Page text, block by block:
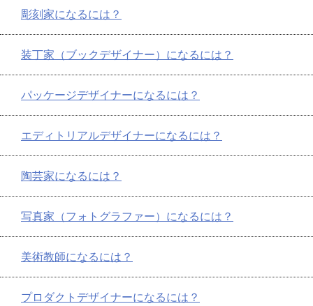
彫刻家になるには？
装丁家（ブックデザイナー）になるには？
パッケージデザイナーになるには？
エディトリアルデザイナーになるには？
陶芸家になるには？
写真家（フォトグラファー）になるには？
美術教師になるには？
プロダクトデザイナーになるには？